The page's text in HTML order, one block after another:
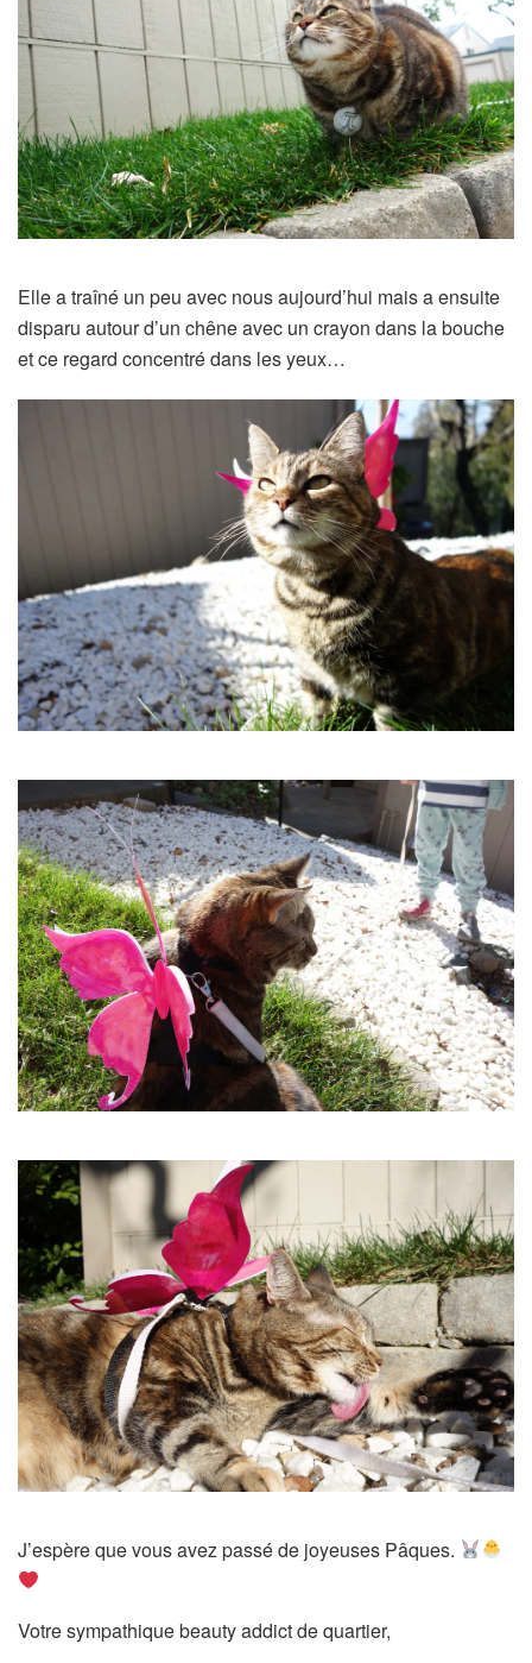
Elle a traîné un peu avec nous aujourd’hui mais a ensuite
disparu autour d’un chêne avec un crayon dans la bouche
et ce regard concentré dans les yeux…
J’espère que vous avez passé de joyeuses Pâques.
Votre sympathique beauty addict de quartier,